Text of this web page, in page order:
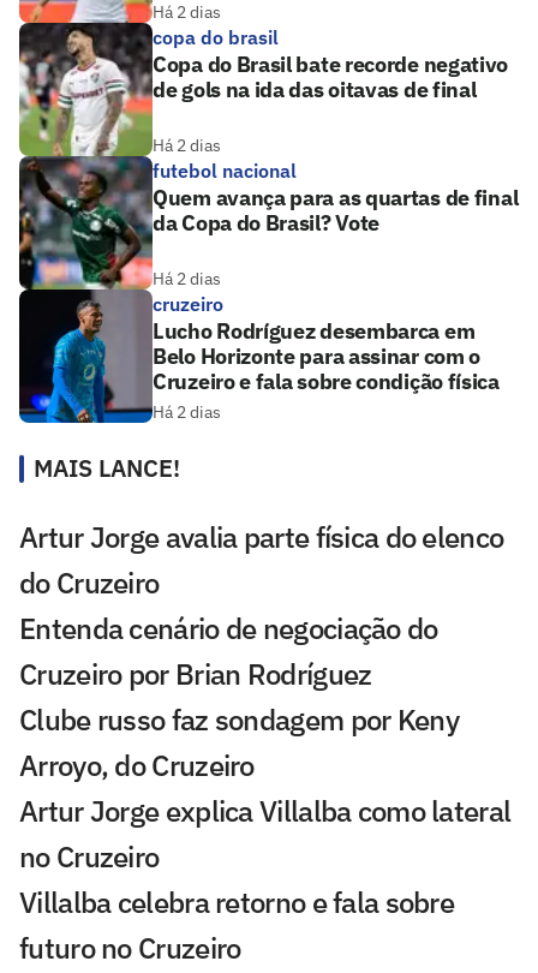
Há 2 dias
copa do brasil
Copa do Brasil bate recorde negativo
de gols na ida das oitavas de final
Há 2 dias
futebol nacional
Quem avança para as quartas de final
da Copa do Brasil? Vote
Há 2 dias
cruzeiro
Lucho Rodríguez desembarca em
Belo Horizonte para assinar com o
Cruzeiro e fala sobre condição física
Há 2 dias
MAIS LANCE!
Artur Jorge avalia parte física do elenco
do Cruzeiro
Entenda cenário de negociação do
Cruzeiro por Brian Rodríguez
Clube russo faz sondagem por Keny
Arroyo, do Cruzeiro
Artur Jorge explica Villalba como lateral
no Cruzeiro
Villalba celebra retorno e fala sobre
futuro no Cruzeiro